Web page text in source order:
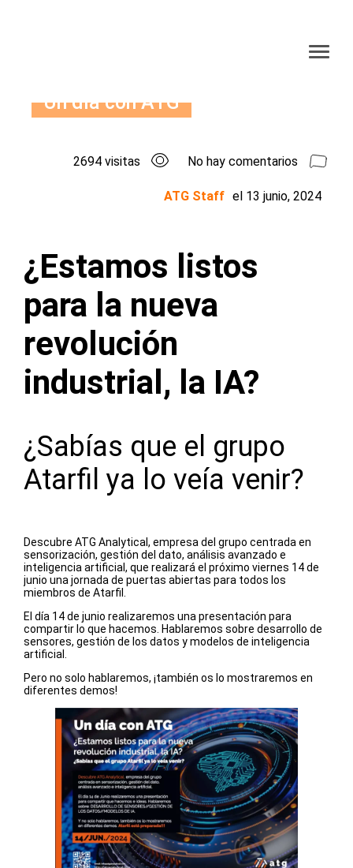
Un día con ATG
2694 visitas No hay comentarios
ATG Staff el 13 junio, 2024
¿Estamos listos
para la nueva
revolución
industrial, la IA?
¿Sabías que el grupo
Atarfil ya lo veía venir?
Descubre ATG Analytical, empresa del grupo centrada en
sensorización, gestión del dato, análisis avanzado e
inteligencia artificial, que realizará el próximo viernes 14 de
junio una jornada de puertas abiertas para todos los
miembros de Atarfil.
El día 14 de junio realizaremos una presentación para
compartir lo que hacemos. Hablaremos sobre desarrollo de
sensores, gestión de los datos y modelos de inteligencia
artificial.
Pero no solo hablaremos, ¡también os lo mostraremos en
diferentes demos!